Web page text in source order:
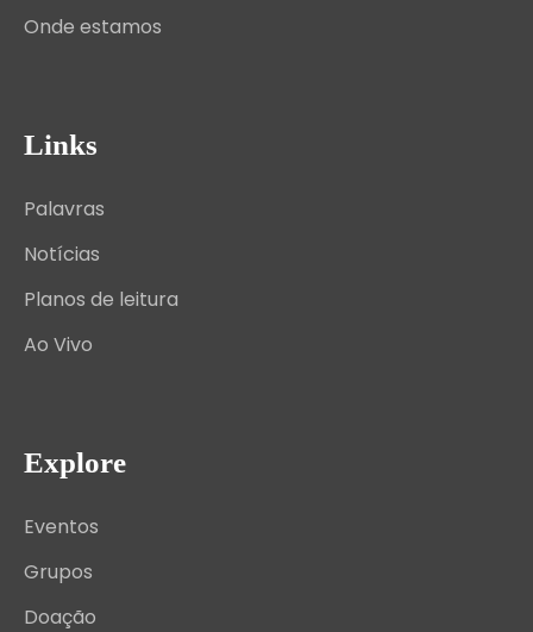
Onde estamos
Links
Palavras
Notícias
Planos de leitura
Ao Vivo
Explore
Eventos
Grupos
Doação